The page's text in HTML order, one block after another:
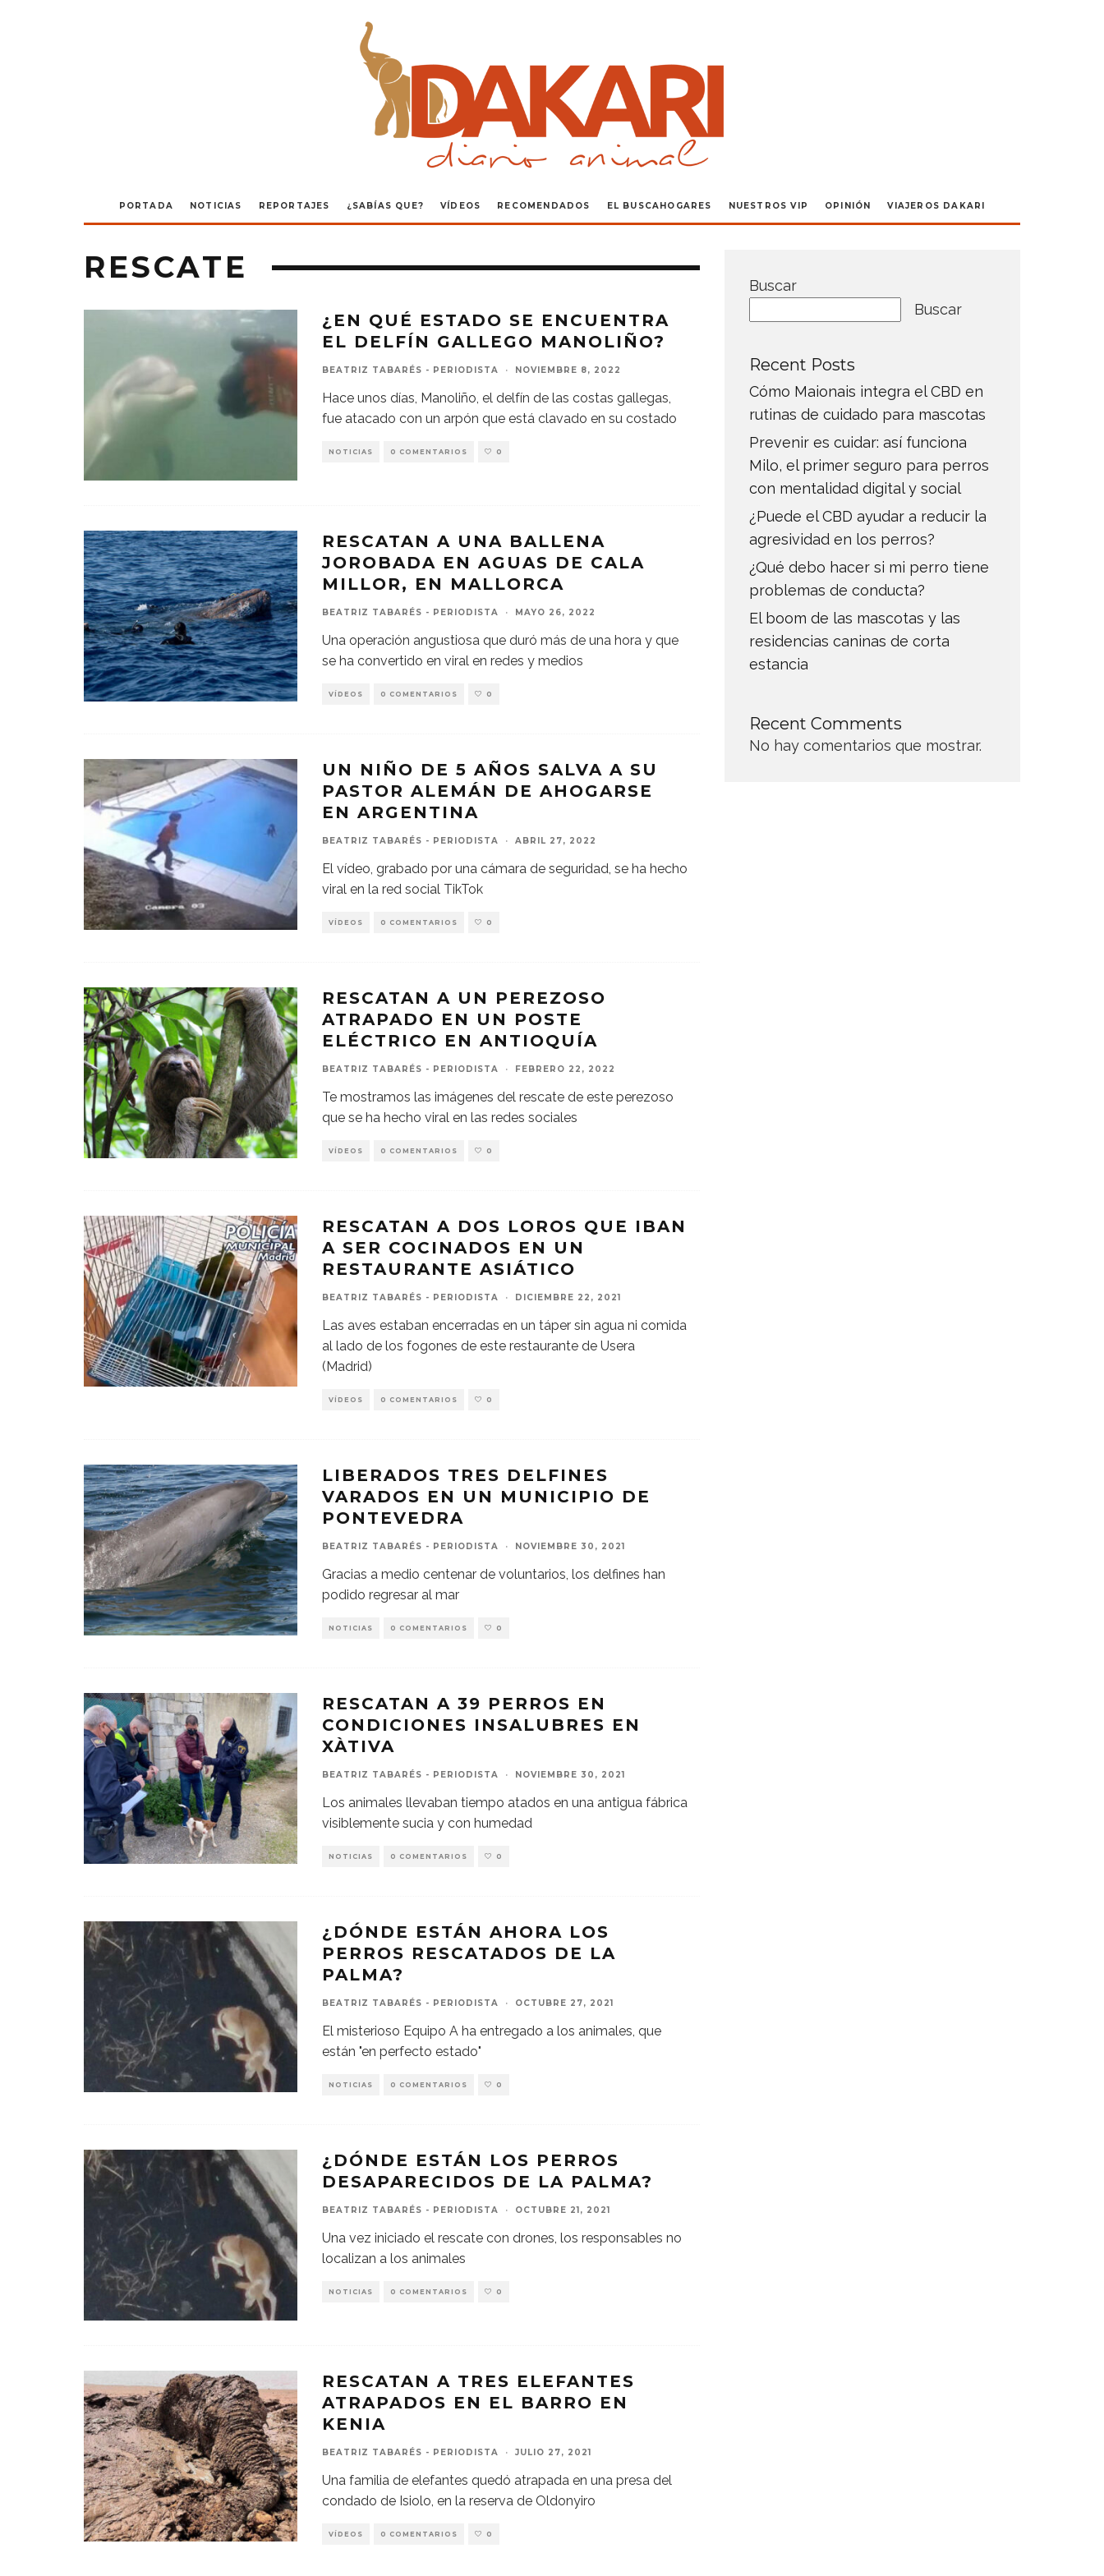
PORTADA NOTICIAS REPORTAJES ¿SABÍAS QUE? VÍDEOS RECOMENDADOS EL BUSCAHOGARES NUESTROS VIP OPINIÓN VIAJEROS DAKARI
RESCATE
¿EN QUÉ ESTADO SE ENCUENTRA
EL DELFÍN GALLEGO MANOLIÑO?
BEATRIZ TABARÉS - PERIODISTA · NOVIEMBRE 8, 2022
Hace unos días, Manoliño, el delfín de las costas gallegas,
fue atacado con un arpón que está clavado en su costado
NOTICIAS 0 COMENTARIOS 0
RESCATAN A UNA BALLENA
JOROBADA EN AGUAS DE CALA
MILLOR, EN MALLORCA
BEATRIZ TABARÉS - PERIODISTA · MAYO 26, 2022
Una operación angustiosa que duró más de una hora y que
se ha convertido en viral en redes y medios
VÍDEOS 0 COMENTARIOS 0
UN NIÑO DE 5 AÑOS SALVA A SU
PASTOR ALEMÁN DE AHOGARSE
EN ARGENTINA
BEATRIZ TABARÉS - PERIODISTA · ABRIL 27, 2022
El vídeo, grabado por una cámara de seguridad, se ha hecho
viral en la red social TikTok
VÍDEOS 0 COMENTARIOS 0
RESCATAN A UN PEREZOSO
ATRAPADO EN UN POSTE
ELÉCTRICO EN ANTIOQUÍA
BEATRIZ TABARÉS - PERIODISTA · FEBRERO 22, 2022
Te mostramos las imágenes del rescate de este perezoso
que se ha hecho viral en las redes sociales
VÍDEOS 0 COMENTARIOS 0
RESCATAN A DOS LOROS QUE IBAN
A SER COCINADOS EN UN
RESTAURANTE ASIÁTICO
BEATRIZ TABARÉS - PERIODISTA · DICIEMBRE 22, 2021
Las aves estaban encerradas en un táper sin agua ni comida
al lado de los fogones de este restaurante de Usera
(Madrid)
VÍDEOS 0 COMENTARIOS 0
LIBERADOS TRES DELFINES
VARADOS EN UN MUNICIPIO DE
PONTEVEDRA
BEATRIZ TABARÉS - PERIODISTA · NOVIEMBRE 30, 2021
Gracias a medio centenar de voluntarios, los delfines han
podido regresar al mar
NOTICIAS 0 COMENTARIOS 0
RESCATAN A 39 PERROS EN
CONDICIONES INSALUBRES EN
XÀTIVA
BEATRIZ TABARÉS - PERIODISTA · NOVIEMBRE 30, 2021
Los animales llevaban tiempo atados en una antigua fábrica
visiblemente sucia y con humedad
NOTICIAS 0 COMENTARIOS 0
¿DÓNDE ESTÁN AHORA LOS
PERROS RESCATADOS DE LA
PALMA?
BEATRIZ TABARÉS - PERIODISTA · OCTUBRE 27, 2021
El misterioso Equipo A ha entregado a los animales, que
están "en perfecto estado"
NOTICIAS 0 COMENTARIOS 0
¿DÓNDE ESTÁN LOS PERROS
DESAPARECIDOS DE LA PALMA?
BEATRIZ TABARÉS - PERIODISTA · OCTUBRE 21, 2021
Una vez iniciado el rescate con drones, los responsables no
localizan a los animales
NOTICIAS 0 COMENTARIOS 0
RESCATAN A TRES ELEFANTES
ATRAPADOS EN EL BARRO EN
KENIA
BEATRIZ TABARÉS - PERIODISTA · JULIO 27, 2021
Una familia de elefantes quedó atrapada en una presa del
condado de Isiolo, en la reserva de Oldonyiro
VÍDEOS 0 COMENTARIOS 0
Buscar
Buscar
Recent Posts
Cómo Maionais integra el CBD en
rutinas de cuidado para mascotas
Prevenir es cuidar: así funciona
Milo, el primer seguro para perros
con mentalidad digital y social
¿Puede el CBD ayudar a reducir la
agresividad en los perros?
¿Qué debo hacer si mi perro tiene
problemas de conducta?
El boom de las mascotas y las
residencias caninas de corta
estancia
Recent Comments
No hay comentarios que mostrar.